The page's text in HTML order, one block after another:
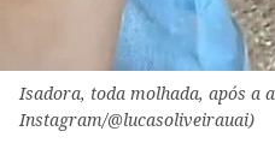
Isadora, toda molhada, após a
Instagram/@lucasoliveirauai)